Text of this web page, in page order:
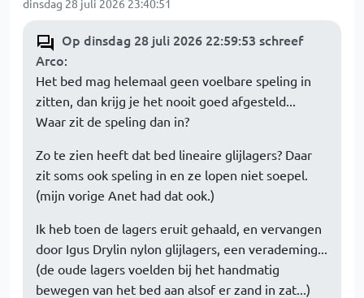
Op dinsdag 28 juli 2026 22:59:53 schreef
Arco:
Het bed mag helemaal geen voelbare speling in
zitten, dan krijg je het nooit goed afgesteld...
Waar zit de speling dan in?
Zo te zien heeft dat bed lineaire glijlagers? Daar
zit soms ook speling in en ze lopen niet soepel.
(mijn vorige Anet had dat ook.)
Ik heb toen de lagers eruit gehaald, en vervangen
door Igus Drylin nylon glijlagers, een verademing...
(de oude lagers voelden bij het handmatig
bewegen van het bed aan alsof er zand in zat...)